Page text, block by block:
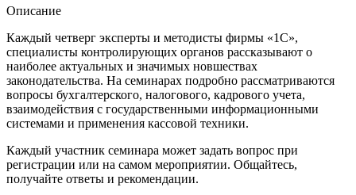
Описание
Каждый четверг эксперты и методисты фирмы «1С»,
специалисты контролирующих органов рассказывают о
наиболее актуальных и значимых новшествах
законодательства. На семинарах подробно рассматриваются
вопросы бухгалтерского, налогового, кадрового учета,
взаимодействия с государственными информационными
системами и применения кассовой техники.
Каждый участник семинара может задать вопрос при
регистрации или на самом мероприятии. Общайтесь,
получайте ответы и рекомендации.